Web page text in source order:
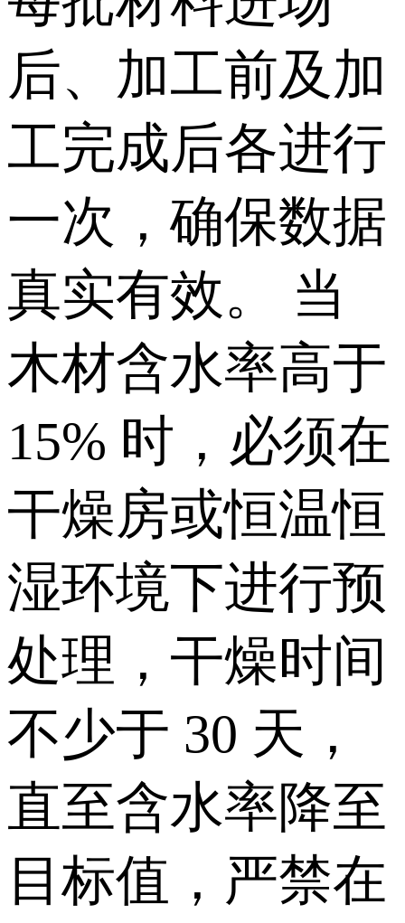
后、加工前及加
工完成后各进行
一次，确保数据
真实有效。 当
木材含水率高于
15% 时，必须在
干燥房或恒温恒
湿环境下进行预
处理，干燥时间
不少于 30 天，
直至含水率降至
目标值，严禁在